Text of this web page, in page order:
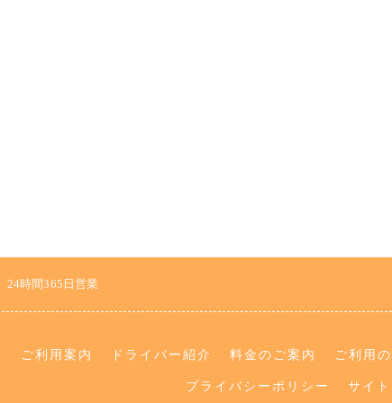
24時間365日営業
ご利用案内 ドライバー紹介 料金のご案内 ご利用
プライバシーポリシー サイ